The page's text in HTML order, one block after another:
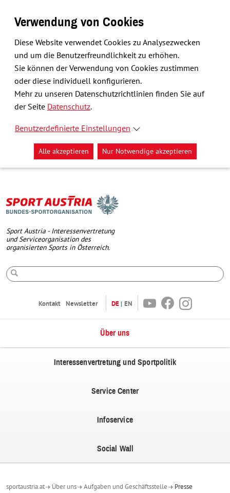
Verwendung von Cookies
Diese Website verwendet Cookies zu Analysezwecken
und um die Benutzerfreundlichkeit zu erhöhen.
Sie können der Verwendung von Cookies zustimmen
oder diese individuell konfigurieren.
Mehr zu unseren Datenschutzrichtlinien finden Sie auf
der Seite Datenschutz.
Benutzerdefinierte Einstellungen
Alle akzeptieren Nur Notwendige akzeptieren
Sport Austria - Interessenvertretung
und Serviceorganisation des
organisierten Sports in Österreich.
Kontakt Newsletter DE EN YoutubeFacebookInstagram
Über uns
Interessenvertretung und Sportpolitik
Service Center
Infoservice
Social Wall
sportaustria.at Über uns Aufgaben und Geschäftsstelle Presse